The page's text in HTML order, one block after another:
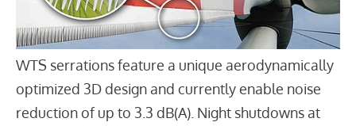
WTS serrations feature a unique aerodynamically
optimized 3D design and currently enable noise
reduction of up to 3.3 dB(A). Night shutdowns at